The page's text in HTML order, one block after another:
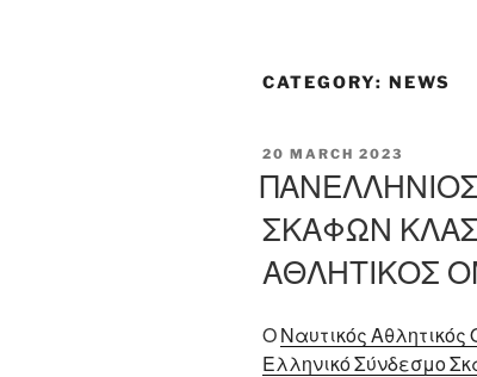
CATEGORY: NEWS
POSTED
20 MARCH 2023
ΣΚΑΦΩΝ
ΑΘΛΗΤΙΚΟΣ
Ο Ναυτικός
Ελληνικό Σύνδεσμο